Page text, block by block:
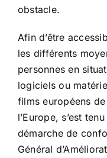
obstacle.
Afin d’être
les différents
personnes en
logiciels ou
films européens
l’Europe, s’est
démarche de
Général